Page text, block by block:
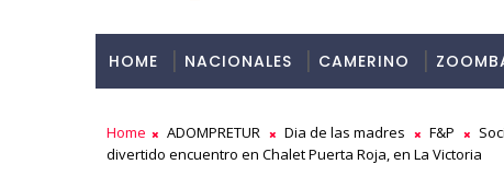
HOME NACIONALES CAMERINO
Home ADOMPRETUR Dia de las madres F&P
divertido encuentro en Chalet Puerta Roja, en La Victoria